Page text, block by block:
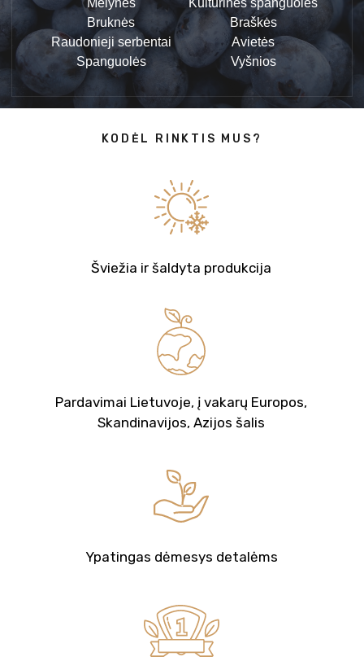
Mėlynės
Bruknės
Raudonieji serbentai
Spanguolės
Kultūrinės spanguolės
Braškės
Avietės
Vyšnios
KODĖL RINKTIS MUS?
Šviežia ir šaldyta produkcija
Pardavimai Lietuvoje, į vakarų Europos,
Skandinavijos, Azijos šalis
Ypatingas dėmesys detalėms